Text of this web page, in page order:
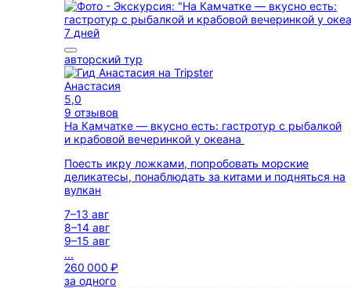
7 дней
авторский тур
Анастасия
5,0
9 отзывов
На Камчатке — вкусно есть: гастротур с рыбалкой
и крабовой вечеринкой у океана
Поесть икру ложками, попробовать морские
деликатесы, понаблюдать за китами и подняться на
вулкан
7–13 авг
8–14 авг
9–15 авг
...
260 000 ₽
за одного